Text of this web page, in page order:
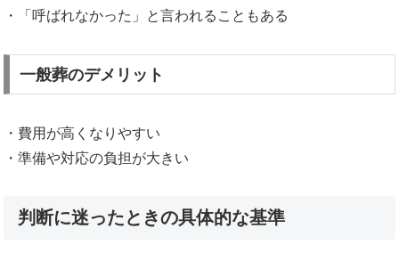
・「呼ばれなかった」と言われることもある
一般葬のデメリット
・費用が高くなりやすい
・準備や対応の負担が大きい
判断に迷ったときの具体的な基準